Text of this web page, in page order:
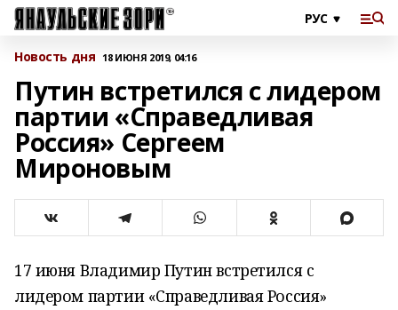
Новость дня 18 ИЮНЯ 2019, 04:16
Путин встретился с лидером
партии «Справедливая
Россия» Сергеем
Мироновым
17 июня Владимир Путин встретился с
лидером партии «Справедливая Россия»